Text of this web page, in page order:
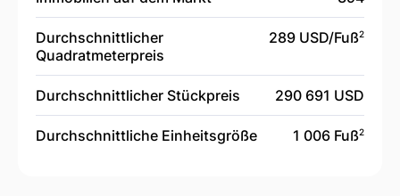
Durchschnittlicher
Quadratmeterpreis
289 USD/Fuß2
Durchschnittlicher Stückpreis 290 691 USD
Durchschnittliche Einheitsgröße 1 006 Fuß2